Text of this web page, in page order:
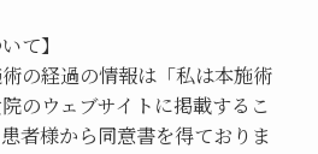
て】
の経過の情報は「私は本施術
のウェブサイトに掲載するこ
者様から同意書を得ておりま